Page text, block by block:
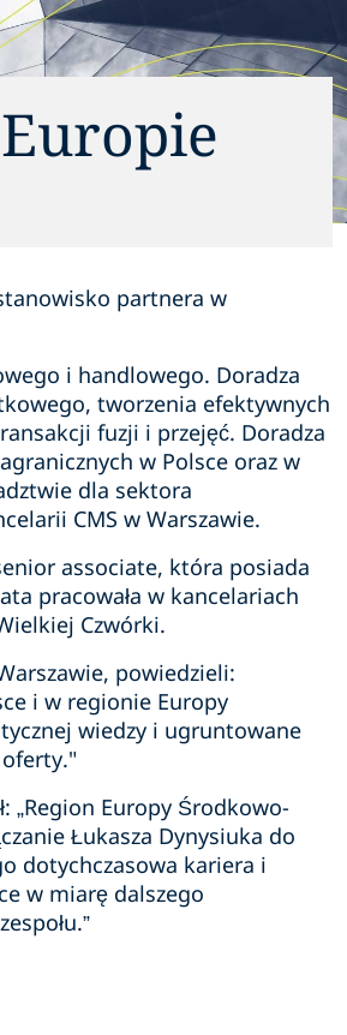
partnera w
i handlowego. Doradza
tworzenia efektywnych
fuzji i przejęć. Doradza
w Polsce oraz w
dla sektora
CMS w Warszawie.
associate, która posiada
pracowała w kancelariach
Czwórki.
powiedzieli:
i w regionie Europy
wiedzy i ugruntowane
„Region Europy Środkowo-
Łukasza Dynysiuka do
dotychczasowa kariera i
w miarę dalszego